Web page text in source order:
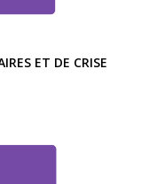
ET DE CRISE